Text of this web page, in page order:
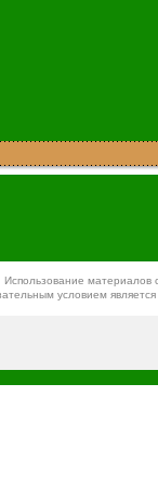
Использование материалов
условием является